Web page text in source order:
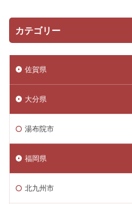
カテゴリー
佐賀県
大分県
湯布院市
福岡県
北九州市